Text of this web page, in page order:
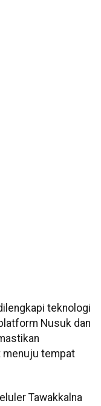
teknologi
Nusuk dan
menuju tempat
Tawakkalna